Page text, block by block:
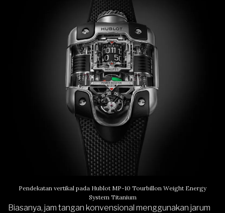
Pendekatan vertikal pada Hublot MP-10 Tourbillon Weight Energy
System Titanium
Biasanya, jam tangan konvensional menggunakan jarum